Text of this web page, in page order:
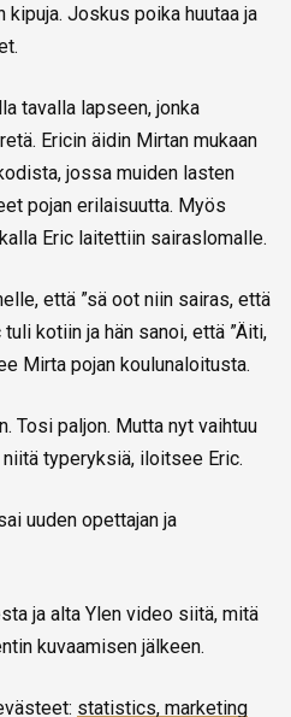
Joskus poika huutaa ja
tavalla lapseen, jonka
Ericin äidin Mirtan mukaan
jossa muiden lasten
pojan erilaisuutta. Myös
Eric laitettiin sairaslomalle.
että ”sä oot niin sairas, että
kotiin ja hän sanoi, että ”Äiti,
Mirta pojan koulunaloitusta.
Tosi paljon. Mutta nyt vaihtuu
typeryksiä, iloitsee Eric.
uuden opettajan ja
ja alta Ylen video siitä, mitä
kuvaamisen jälkeen.
statistics, marketing